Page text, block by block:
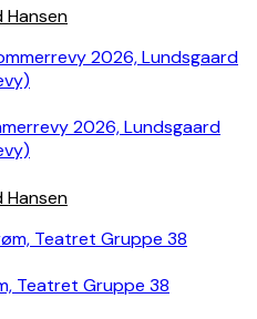
Hansen
2026, Lundsgaard
Hansen
Teatret Gruppe 38